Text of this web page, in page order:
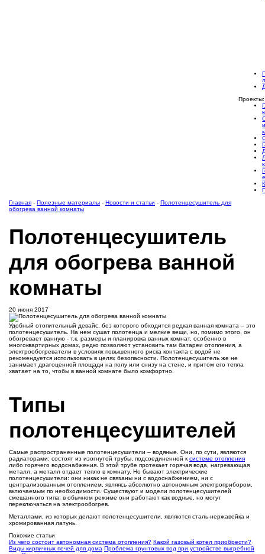
Проекты:
Главная - Полезные материалы - Новости и статьи - Полотенцесушитель для
обогрева ванной комнаты
Полотенцесушитель
для обогрева ванной
комнаты
20 июня 2017
Удобный отопительный девайс, без которого обходится редкая ванная комната – это
полотенцесушитель. На нем сушат полотенца и мелкие вещи, но, помимо этого, он
обогревает ванную - т.к. размеры и планировка ванных комнат, особенно в
многоквартирных домах, редко позволяют установить там батареи отопления, а
электрообогреватели в условиях повышенного риска контакта с водой не
рекомендуется использовать в целях безопасности. Полотенцесушитель же не
занимает драгоценной площади на полу или снизу на стене, и притом его тепла
хватает на то, чтобы в ванной комнате было комфортно.
Типы
полотенцесушителей
Самые распространенные полотенцесушители – водяные. Они, по сути, являются
радиаторами: состоят из изогнутой трубы, подсоединенной к системе отопления
либо горячего водоснабжения. В этой трубе протекает горячая вода, нагревающая
металл, а металл отдает тепло в комнату. Но бывают электрические
полотенцесушители: они никак не связаны ни с водоснабжением, ни с
централизованным отоплением, являясь абсолютно автономным электроприбором,
включаемым по необходимости. Существуют и модели полотенцесушителей
смешанного типа: в обычном режиме они работают как водные, но могут
переключаться на электрообогрев.
Металлами, из которых делают полотенцесушители, являются сталь-нержавейка и
хромированная латунь.
Похожие статьи
Из чего состоит автономная система отопления? Какой газовый котел приобрести?
Виды кирпичных печей для дома Проблема грунтовых вод при устройстве выгребной